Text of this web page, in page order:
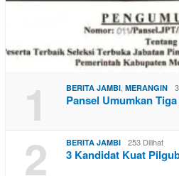
1 BERITA JAMBI MERANGIN
Pansel Umumkan
2 BERITA JAMBI 253 Dilihat
3 Kandidat Kuat